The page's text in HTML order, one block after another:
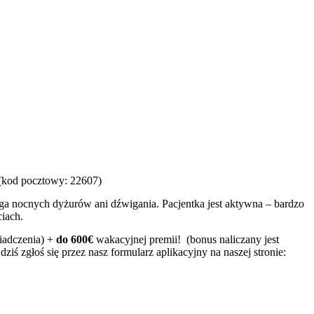
pocztowy: 22607)
nocnych dyżurów ani dźwigania. Pacjentka jest aktywna – bardzo
+ do 600€ wakacyjnej premii! (bonus naliczany jest
zgłoś się przez nasz formularz aplikacyjny na naszej stronie: